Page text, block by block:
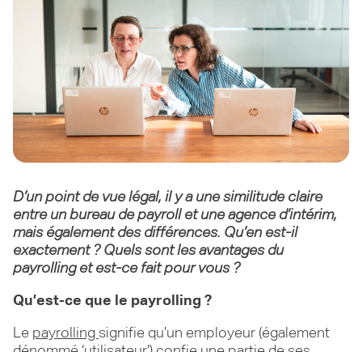
D’un point de vue légal, il y a une similitude claire
entre un bureau de payroll et une agence d’intérim,
mais également des différences. Qu’en est-il
exactement ? Quels sont les avantages du
payrolling et est-ce fait pour vous ?
Qu’est-ce que le payrolling ?
Le payrolling signifie qu’un employeur (également